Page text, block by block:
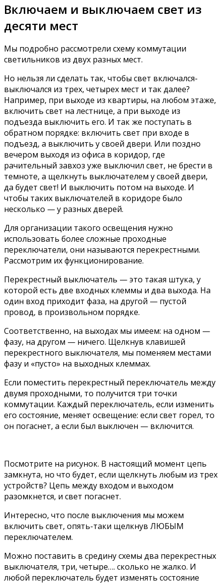
Включаем и выключаем свет из
десяти мест
Мы подробно рассмотрели схему коммутации
светильников из двух разных мест.
Но нельзя ли сделать так, чтобы свет включался-
выключался из трех, четырех мест и так далее?
Например, при выходе из квартиры, на любом этаже,
включить свет на лестнице, а при выходе из
подъезда выключить его. И так же поступать в
обратном порядке: включить свет при входе в
подъезд, а выключить у своей двери. Или поздно
вечером выходя из офиса в коридор, где
рачительный завхоз уже выключил свет, не брести в
темноте, а щелкнуть выключателем у своей двери,
да будет свет! И выключить потом на выходе. И
чтобы таких выключателей в коридоре было
несколько — у разных дверей.
Для организации такого освещения нужно
использовать более сложные проходные
переключатели, они называются перекрестными.
Рассмотрим их функционирование.
Перекрестный выключатель — это такая штука, у
которой есть две входных клеммы и два выхода. На
один вход приходит фаза, на другой — пустой
провод, в произвольном порядке.
Соответственно, на выходах мы имеем: на одном —
фазу, на другом — ничего. Щелкнув клавишей
перекрестного выключателя, мы поменяем местами
фазу и «пусто» на выходных клеммах.
Если поместить перекрестный переключатель между
двумя проходными, то получится три точки
коммутации. Каждый переключатель, если изменить
его состояние, меняет освещение: если свет горел, то
он погаснет, а если был выключен — включится.
Посмотрите на рисунок. В настоящий момент цепь
замкнута, но что будет, если щелкнуть любым из трех
устройств? Цепь между входом и выходом
разомкнется, и свет погаснет.
Интересно, что после выключения мы можем
включить свет, опять-таки щелкнув ЛЮБЫМ
переключателем.
Можно поставить в средину схемы два перекрестных
выключателя, три, четыре…. сколько не жалко. И
любой переключатель будет изменять состояние